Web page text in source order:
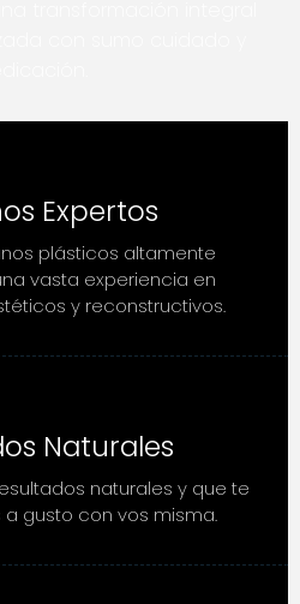
Expertos
plásticos altamente
vasta experiencia en
y reconstructivos.
Naturales
naturales y que te
gusto con vos misma.